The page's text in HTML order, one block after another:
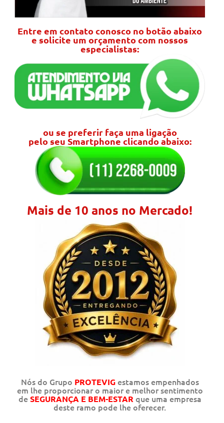
Entre em contato conosco no botão abaixo
e solicite um orçamento com nossos
especialistas:
ou se preferir faça uma ligação
pelo seu Smartphone clicando abaixo:
Mais de 10 anos no Mercado!
Nós do Grupo PROTEVIGestamos empenhados
em lhe proporcionar o maior e melhor sentimento
deSEGURANÇA E BEM-ESTAR que uma empresa
deste ramo pode lhe oferecer.